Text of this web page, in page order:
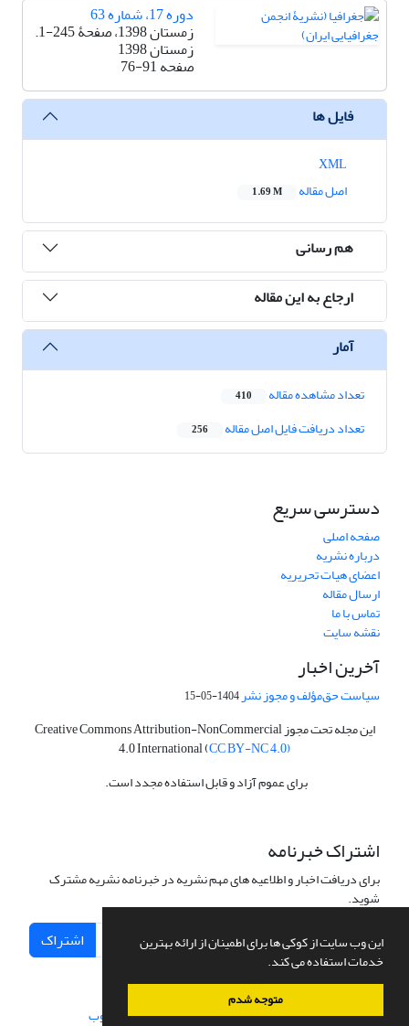
این وب سایت از کوکی ها برای اطمینان از ارائه بهترین
خدمات استفاده می کند.
متوجه شدم
دوره 17، شماره 63
زمستان 1398، صفحۀ 245-1.
زمستان 1398
صفحه76-91
فایل ها
اصل مقاله
1.69 M
هم رسانی
ارجاع به این مقاله
آمار
تعداد مشاهده مقاله 410
تعداد دریافت فایل اصل مقاله 256
دسترسی سریع
صفحه اصلی
درباره نشریه
اعضای هیات تحریریه
ارسال مقاله
تماس با ما
نقشه سایت
آخرین اخبار
سیاست حق‌مؤلف و مجوز نشر1404-05-15
این مجله تحت مجوز Creative Commons Attribution-NonCommercial
4.0 International (CC BY-NC 4.0)
برای عموم آزاد و قابل استفاده مجدد است.
اشتراک خبرنامه
برای دریافت اخبار و اطلاعیه های مهم نشریه در خبرنامه نشریه مشترک
شوید.
اشتراک
سامانه مدیریت نشریات علمی.طراحی و پیاده سازی از سیناوب